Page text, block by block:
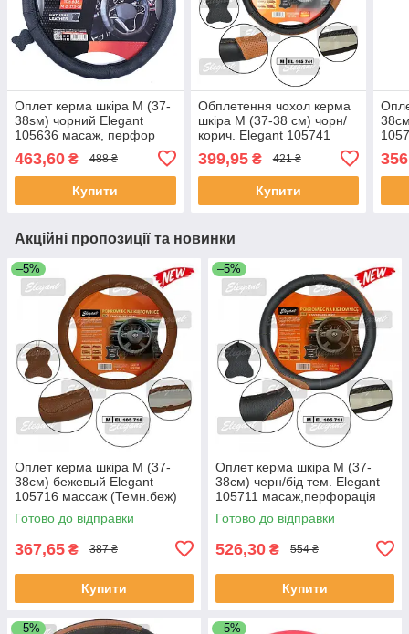
Оплет керма шкіра М (37-
38sм) чорний Elegant
105636 масаж, перфор
463,60 ₴ 488 ₴
Купити
Обплетення чохол керма
шкіра М (37-38 см) чорн/
корич. Elegant 105741
399,95₴ 421 ₴
Купити
Акційні пропозиції та новинки
–5%
Оплет керма шкіра М (37-
38см) бежевый Elegant
105716 массаж (Темн.беж)
Готово до відправки
367,65 ₴ 387 ₴
Купити
–5%
Оплет керма шкіра М (37-
38см) черн/бід тем. Elegant
105711 масаж,перфорація
(30шт/священ)
Готово до відправки
526,30 ₴ 554 ₴
Купити
–5% –5%